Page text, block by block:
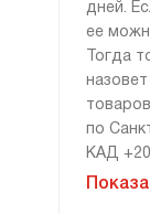
дней.
ее
Тогда
по
КАД
По